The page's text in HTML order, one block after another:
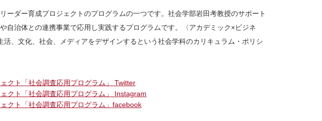
ーダー育成プロジェクトのプログラムの一つです。社会学部岩田考教授のサポート
自治体との連携事業で応用し実践するプログラムです。〈アカデミック×ビジネ
、文化、社会、メディアをデザインするという社会学科のカリキュラム・ポリシ
クト「社会調査応用プログラム」 Twitter
クト「社会調査応用プログラム」 Instagram
クト「社会調査応用プログラム」facebook